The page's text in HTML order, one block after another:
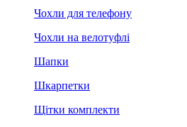
Чохли для телефону
Чохли на велотуфлі
Шапки
Шкарпетки
Щітки комплекти